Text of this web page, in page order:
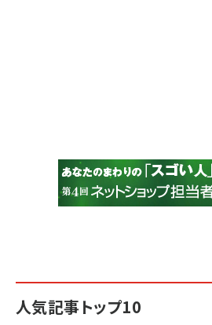
人気記事トップ10